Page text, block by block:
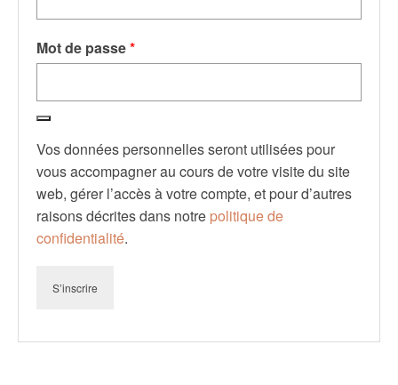
Mot de passe*Obligatoire
Vos données personnelles seront utilisées pour
vous accompagner au cours de votre visite du site
web, gérer l’accès à votre compte, et pour d’autres
raisons décrites dans notre politique de
confidentialité.
S’inscrire